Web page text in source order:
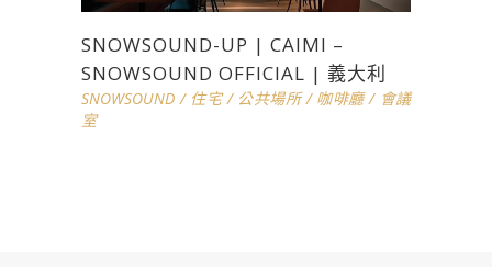
SNOWSOUND-UP | CAIMI –
SNOWSOUND OFFICIAL | 義大利
SNOWSOUND / 住宅/ 公共場所/ 咖啡廳/ 會議
室